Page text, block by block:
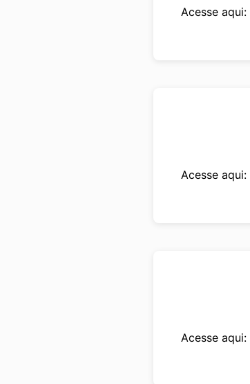
Acesse aqui:
Acesse aqui:
Acesse aqui: